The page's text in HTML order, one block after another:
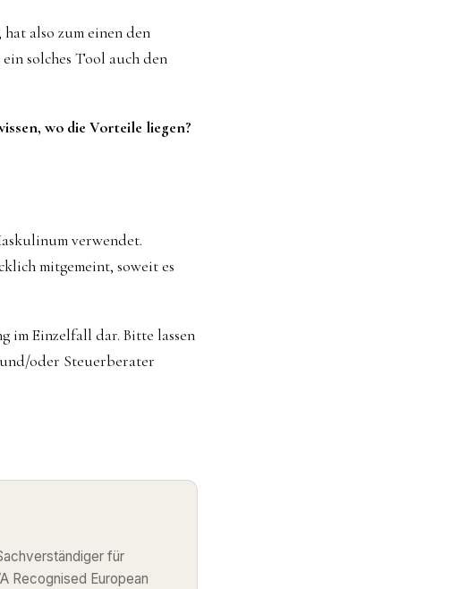
also zum einen den
solches Tool auch den
wo die Vorteile liegen?
verwendet.
mitgemeint, soweit es
im Einzelfall dar. Bitte lassen
oder Steuerberater
für
Recognised European